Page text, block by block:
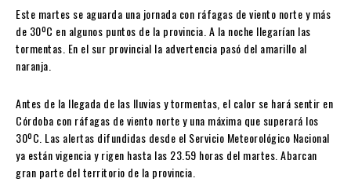
Este martes se aguarda una jornada con ráfagas de viento norte y más
de 30ºC en algunos puntos de la provincia. A la noche llegarían las
tormentas. En el sur provincial la advertencia pasó del amarillo al
naranja.
Antes de la llegada de las lluvias y tormentas, el calor se hará sentir en
Córdoba con ráfagas de viento norte y una máxima que superará los
30ºC. Las alertas difundidas desde el Servicio Meteorológico Nacional
ya están vigencia y rigen hasta las 23.59 horas del martes. Abarcan
gran parte del territorio de la provincia.